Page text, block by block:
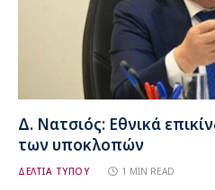
Δ. Νατσιός: Εθνικά
των υποκλοπών
ΔΕΛΤΙΑ ΤΥΠΟΥ 1 MIN READ